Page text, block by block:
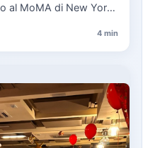
al MoMA di New York
4 min